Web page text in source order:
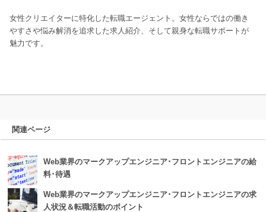
女性クリエイターに特化した転職エージェント。女性ならではの働き
やすさや悩み解消を追求した求人紹介、そして親身な転職サポートが
魅力です。
関連ページ
Web業界のマークアップエンジニア･フロントエンジニアの給
料･待遇
Web業界のマークアップエンジニア･フロントエンジニアの求
人状況＆転職活動のポイント